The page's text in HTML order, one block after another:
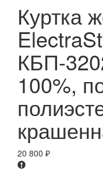
Куртка
КБП-
100%,
20 800 ₽